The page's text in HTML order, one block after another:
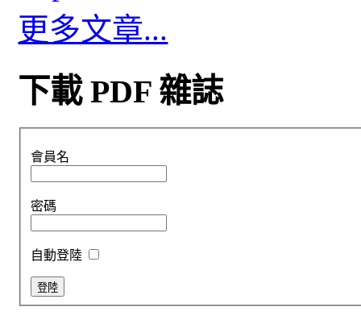
更多文章...
下載 PDF 雜誌
會員名
密碼
自動登陸